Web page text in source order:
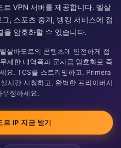
VPN 서버를 제공합니다. 엘살
, 스포츠 중계, 뱅킹 서비스에 접
을 암호화할 수 있습니다.
살바도르의 콘텐츠에 안전하게 접
제한 대역폭과 군사급 암호화로 즉
요. TCS를 스트리밍하고, Primera
시간 시청하고, 완벽한 프라이버시
우징하세요.
르 IP 지금 받기